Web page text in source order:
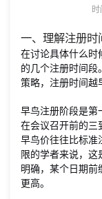
一、理解注册时
在讨论具体什么时
的几个注册时间段
策略，注册时间越
早鸟注册阶段是第
在会议召开前的三
早鸟价往往比标准
限的学者来说，这
明确，某个日期前
更高。